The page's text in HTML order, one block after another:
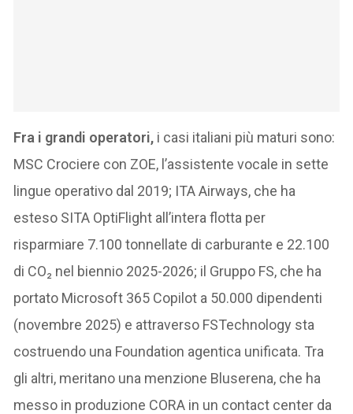
Fra i grandi operatori, i casi italiani più maturi sono:
MSC Crociere con ZOE, l’assistente vocale in sette
lingue operativo dal 2019; ITA Airways, che ha
esteso SITA OptiFlight all’intera flotta per
risparmiare 7.100 tonnellate di carburante e 22.100
di CO₂ nel biennio 2025-2026; il Gruppo FS, che ha
portato Microsoft 365 Copilot a 50.000 dipendenti
(novembre 2025) e attraverso FSTechnology sta
costruendo una Foundation agentica unificata. Tra
gli altri, meritano una menzione Bluserena, che ha
messo in produzione CORA in un contact center da